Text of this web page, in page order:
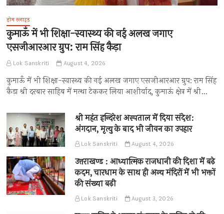
होम स्लाइड
कुमाऊँ में भी शिक्षा-स्वास्थ्य की नई अलख जगाए
एसजीआरआर ग्रुप: राम सिंह कैड़ा
Lok Sanskriti August 4, 2026
कुमाऊँ में भी शिक्षा-स्वास्थ्य की नई अलख जगाए एसजीआरआर ग्रुप: राम सिंह
कैड़ा श्री दरबार साहिब में मत्था टेककर लिया आशीर्वाद, कुमाऊं क्षेत्र में श्री…
श्री महंत इन्दिरेश अस्पताल में दिया संदेश:
अंगदान, मृत्यु के बाद भी जीवन का उपहार
Lok Sanskriti August 4, 2026
उत्तराखण्ड : आध्यात्मिक राजधानी की दिशा में बढ़े
कदम, चारधाम के साथ ही अन्य मंदिरों में भी भक्तों
की संख्या बढ़ी
Lok Sanskriti August 3, 2026